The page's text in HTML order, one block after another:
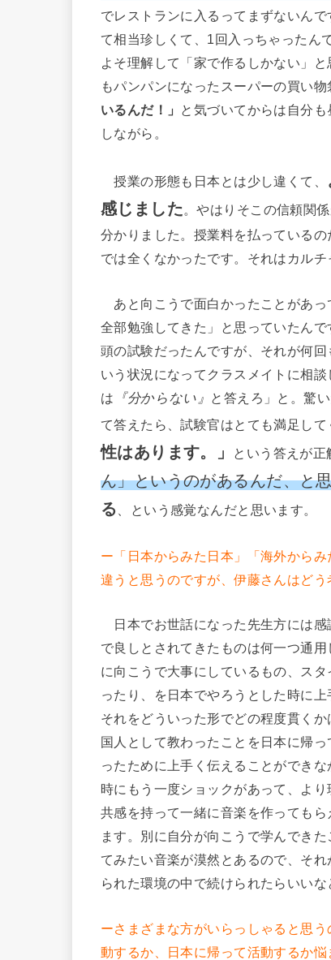
でレストランに入るってまずないん
て相当珍しくて、1回入っちゃったん
よそ理解して「家で作るしかない」
もパンパンになったスーパーの買い
いるんだ！」 と気づいてからは自分
しながら。
授業の形態も日本とは少し違くて、
感じました。やはりそこの信頼関
分かりました。授業料を払っている
では全くなかったです。それはカルチ
あと向こうで面白かったことがあっ
全部勉強してきた」と思っていたん
頭の試験だったんですが、それが何
いう状況になってクラスメイトに相
は 『分からない』 と答えろ」と。驚
て答えたら、試験官はとても満足して
性はあります。」
という答えが
ん」というのがあるんだ、と
る
、という感覚なんだと思います。
ー「日本からみた日本」「海外から
違うと思うのですが、伊藤さんはどう
日本でお世話になった先生方には感
で良しとされてきたものは何一つ通
に向こうで大事にしているもの、ス
ったり、を日本でやろうとした時に
それをどういった形でどの程度貫く
国人として教わったことを日本に帰
ったために上手く伝えることができ
時にもう一度ショックがあって、よ
共感を持って一緒に音楽を作っても
ます。別に自分が向こうで学んでき
てみたい音楽が漠然とあるので、そ
られた環境の中で続けられたらいいな
ーさまざまな方がいらっしゃると思
動するか、日本に帰って活動するか悩